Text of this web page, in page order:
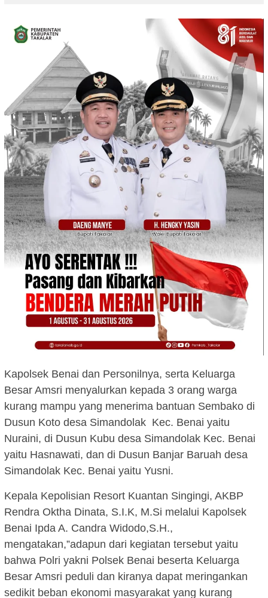
Kapolsek Benai dan Personilnya, serta Keluarga
Besar Amsri menyalurkan kepada 3 orang warga
kurang mampu yang menerima bantuan Sembako di
Dusun Koto desa Simandolak Kec. Benai yaitu
Nuraini, di Dusun Kubu desa Simandolak Kec. Benai
yaitu Hasnawati, dan di Dusun Banjar Baruah desa
Simandolak Kec. Benai yaitu Yusni.
Kepala Kepolisian Resort Kuantan Singingi, AKBP
Rendra Oktha Dinata, S.I.K, M.Si melalui Kapolsek
Benai Ipda A. Candra Widodo,S.H.,
mengatakan,”adapun dari kegiatan tersebut yaitu
bahwa Polri yakni Polsek Benai beserta Keluarga
Besar Amsri peduli dan kiranya dapat meringankan
sedikit beban ekonomi masyarakat yang kurang